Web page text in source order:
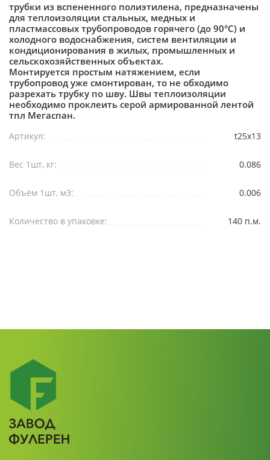
трубки из вспененного полиэтилена, предназначены
для теплоизоляции стальных, медных и
пластмассовых трубопроводов горячего (до 90°С) и
холодного водоснабжения, систем вентиляции и
кондиционирования в жилых, промышленных и
сельскохозяйственных объектах.
Монтируется простым натяжением, если
трубопровод уже смонтирован, то не обходимо
разрехать трубку по шву. Швы теплоизоляции
необходимо проклеить серой армированной лентой
тпл Мегаспан.
Артикул: t25x13
Вес 1шт, кг: 0.086
Объём 1шт, м3: 0.006
Количество в упаковке: 140 п.м.